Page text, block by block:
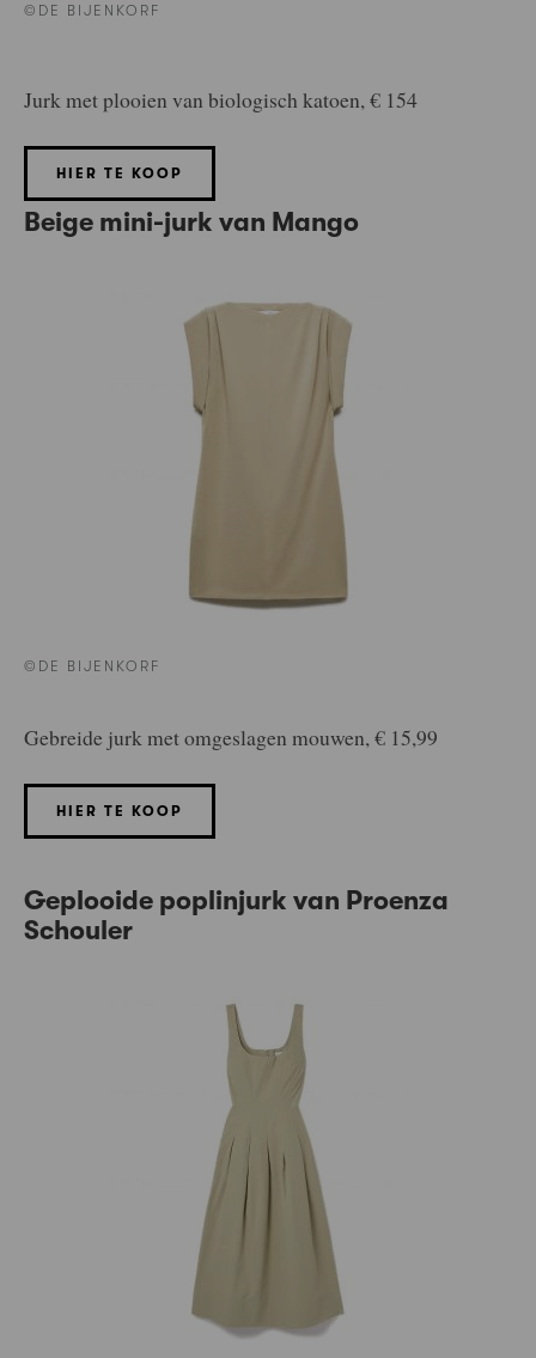
©DE BIJENKORF
Jurk met plooien van biologisch katoen, € 154
HIER TE KOOP
Beige mini-jurk van Mango
©DE BIJENKORF
Gebreide jurk met omgeslagen mouwen, € 15,99
HIER TE KOOP
Geplooide poplinjurk van Proenza
Schouler